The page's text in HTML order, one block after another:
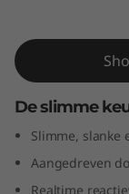
4
A
De slimme
Slimme, slanke
Aangedreven
Realtime